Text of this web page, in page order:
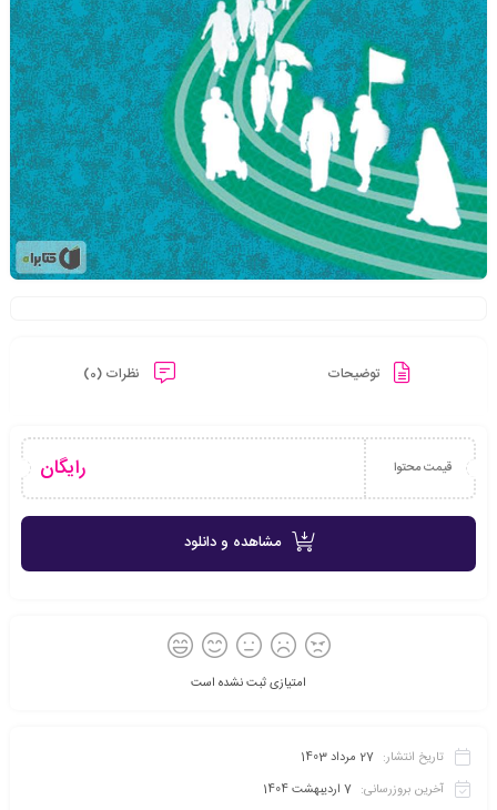
توضیحات نظرات (0)
قیمت محتوا رایگان
مشاهده و دانلود
امتیازی ثبت نشده است
تاریخ انتشار: 27 مرداد 1403
آخرین بروزرسانی: 7 اردیبهشت 1404